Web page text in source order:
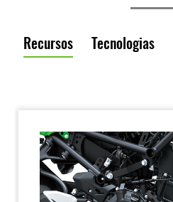
Recursos Tecnologias